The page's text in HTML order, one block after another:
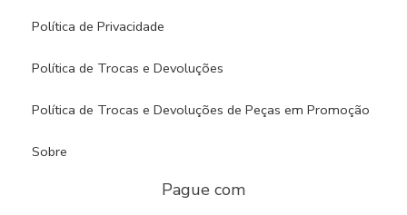
Política de Privacidade
Política de Trocas e Devoluções
Política de Trocas e Devoluções de Peças em Promoção
Sobre
Pague com